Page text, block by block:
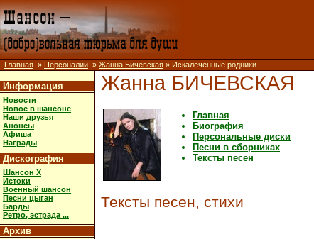
Главная » Персоналии » Жанна Бичевская » Искалеченные родники
Информация
Новости
Новое в шансоне
Наши друзья
Анонсы
Афиша
Награды
Дискография
Шансон X
Истоки
Военный шансон
Песни цыган
Барды
Ретро, эстрада ...
Архив
Жанна БИЧЕВСКАЯ
Главная
Биография
Персональные диски
Песни в сборниках
Тексты песен
Тексты песен, стихи